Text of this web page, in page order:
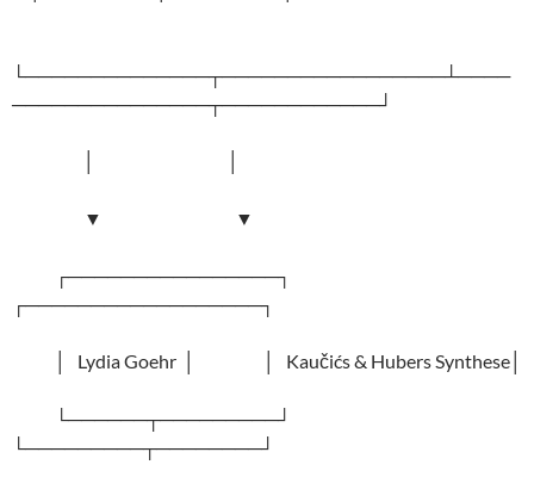
└──────────────┬─────────────────┴────
───────────────┬────────────┘
▼ ▼
┌────────────────┐
┌──────────────────┐
│ Lydia Goehr │ │ Kaučićs & Hubers Synthese│
└──────┬─────────┘
└─────────┬────────┘